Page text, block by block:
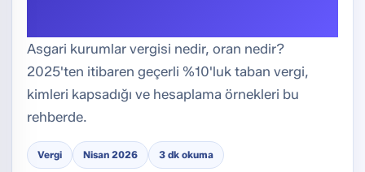
Asgari kurumlar vergisi nedir, oran nedir?
2025'ten itibaren geçerli %10'luk taban vergi,
kimleri kapsadığı ve hesaplama örnekleri bu
rehberde.
Vergi Nisan 2026 3 dk okuma